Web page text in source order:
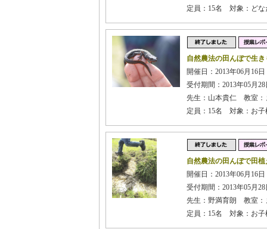
定員：15名 対象：どな
自然農法の田んぼで生
開催日：2013年06月16
受付期間：2013年05月
先生：山本貴仁 教室：
定員：15名 対象：お子
自然農法の田んぼで田
開催日：2013年06月16
受付期間：2013年05月
先生：野満育朗 教室：
定員：15名 対象：お子